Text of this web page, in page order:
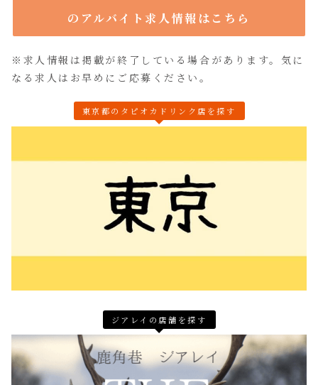
のアルバイト求人情報はこちら
※求人情報は掲載が終了している場合があります。気に
なる求人はお早めにご応募ください。
東京都のタピオカドリンク店を探す
ジアレイの店舗を探す